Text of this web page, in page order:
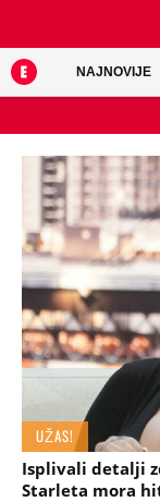
NAJNOVIJE
UŽAS!
Isplivali detalji
Starleta mora